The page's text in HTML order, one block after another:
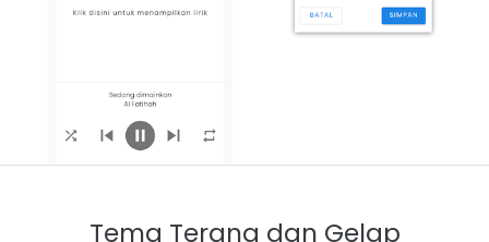
Tema Terang dan Gelap